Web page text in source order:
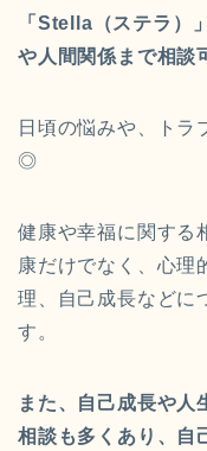
「Stella（ステラ）
や人間関係まで相談
日頃の悩みや、トラ
◎
健康や幸福に関する
康だけでなく、心理
理、自己成長などに
す。
また、自己成長や人
相談も多くあり、自